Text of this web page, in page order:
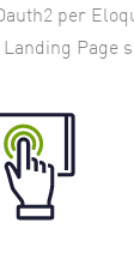
per
Page